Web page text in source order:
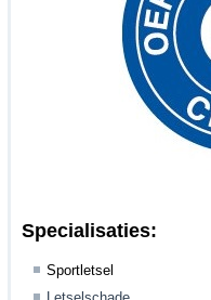
Specialisaties:
Sportletsel